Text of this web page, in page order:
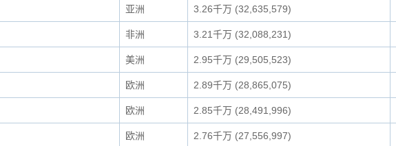
亚洲 3.26千万 (32,635,579)
非洲 3.21千万 (32,088,231)
美洲 2.95千万 (29,505,523)
欧洲 2.89千万 (28,865,075)
欧洲 2.85千万 (28,491,996)
欧洲 2.76千万 (27,556,997)